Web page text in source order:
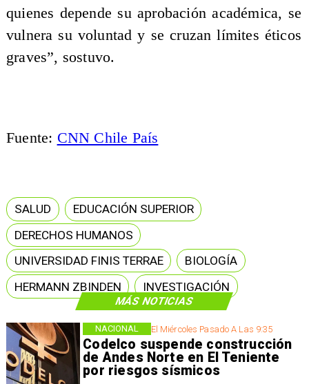
MÁS NOTICIAS
El Miércoles Pasado A Las 9:35
Codelco suspende construcción
de Andes Norte en El Teniente
por riesgos sísmicos
NACIONAL
quienes depende su aprobación académica, se
vulnera su voluntad y se cruzan límites éticos
graves”, sostuvo.
Fuente: CNN Chile País
SALUD
EDUCACIÓN SUPERIOR
DERECHOS HUMANOS
UNIVERSIDAD FINIS TERRAE
BIOLOGÍA
HERMANN ZBINDEN
INVESTIGACIÓN